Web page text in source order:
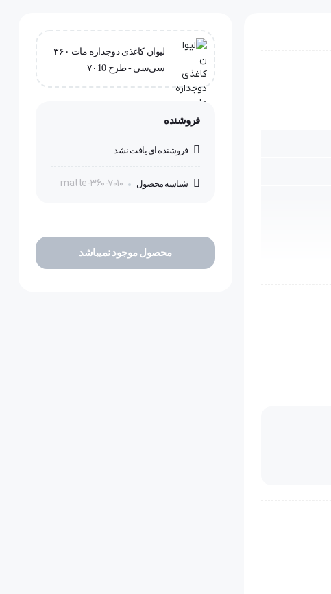
لیوان کاغذی دوجداره مات ۳۶۰
سی‌سی - طرح ۷۰10
فروشنده
فروشنده ای یافت نشد
شناسه محصول matte-360-7010
محصول موجود نمیباشد